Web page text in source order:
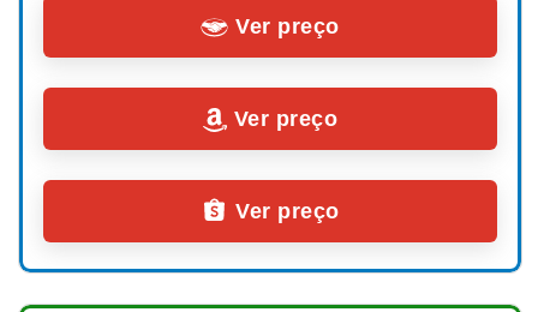
Ver preço
Ver preço
Ver preço